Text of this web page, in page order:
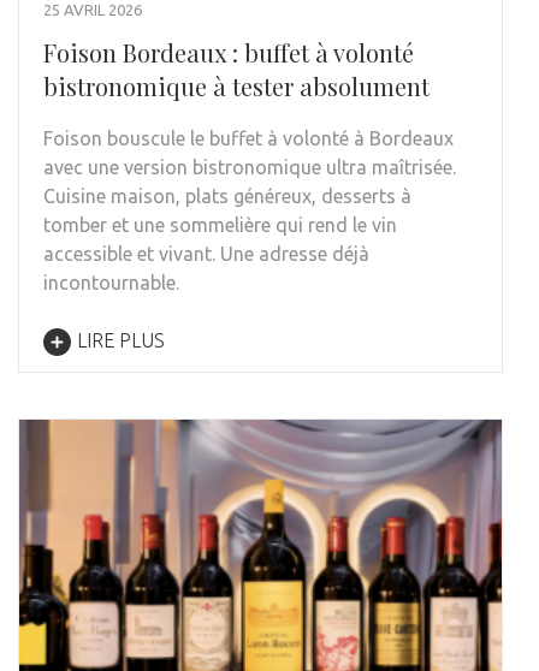
25 AVRIL 2026
Foison Bordeaux : buffet à volonté
bistronomique à tester absolument
Foison bouscule le buffet à volonté à Bordeaux
avec une version bistronomique ultra maîtrisée.
Cuisine maison, plats généreux, desserts à
tomber et une sommelière qui rend le vin
accessible et vivant. Une adresse déjà
incontournable.
LIRE PLUS